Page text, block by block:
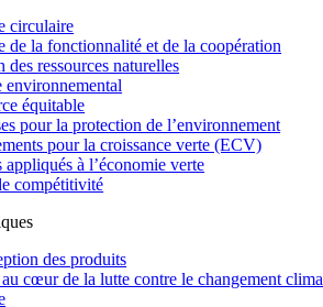
circulaire
de la fonctionnalité et de la coopération
des ressources naturelles
environnemental
équitable
pour la protection de l’environnement
pour la croissance verte (ECV)
appliqués à l’économie verte
compétitivité
des produits
au cœur de la lutte contre le changement